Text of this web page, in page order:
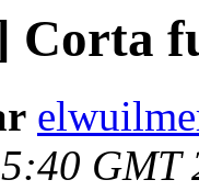
Corta
GMT